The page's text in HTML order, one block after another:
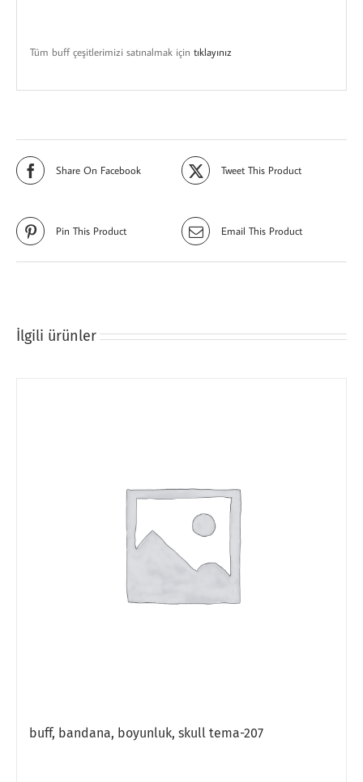
Tüm buff çeşitlerimizi satınalmak içintıklayınız
Share On Facebook Tweet This Product
Pin This Product Email This Product
İlgili ürünler
buff, bandana, boyunluk, skull tema-207